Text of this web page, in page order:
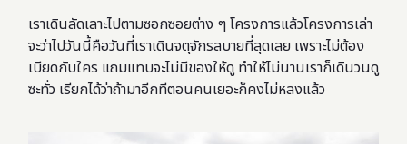
เราเดินลัดเลาะไปตามซอกซอยต่าง ๆ โครงการแล้วโครงการเล่า
จะว่าไปวันนี้คือวันที่เราเดินจตุจักรสบายที่สุดเลย เพราะไม่ต้อง
เบียดกับใคร แถมแทบจะไม่มีของให้ดู ทำให้ไม่นานเราก็เดินวนดู
ซะทั่ว เรียกได้ว่าถ้ามาอีกทีตอนคนเยอะก็คงไม่หลงแล้ว